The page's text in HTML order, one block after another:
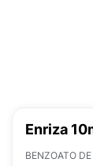
Enriza
BENZOATO